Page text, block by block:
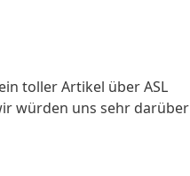
toller Artikel über ASL
würden uns sehr darüber